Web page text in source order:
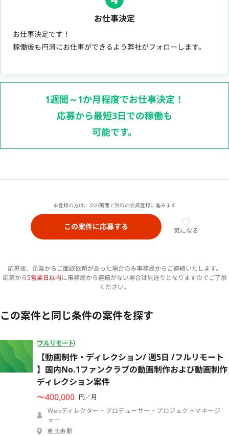
お仕事決定
お仕事決定です！
稼働後も円滑にお仕事ができるよう弊社がフォローします。
1週間～1か月程度でお仕事決定！
応募から最短3日での稼働も
可能です。
未登録の方は、次の画面で無料の会員登録に進みます
この案件に応募する 気になる
応募後、企業からご面談依頼があった場合のみ事務局からご連絡いたします。
応募から5営業日以内に事務局から連絡がない場合は見送りとなりますのでご了承
ください。
この案件と同じ条件の案件を探す
フルリモート
【動画制作・ディレクション/ 週5日 /フルリモート
】国内No.1ファンクラブの動画制作および動画制作
ディレクション案件
〜400,000 円／月
Webディレクター・プロデューサー・プロジェクトマネージ
ャー
恵比寿駅